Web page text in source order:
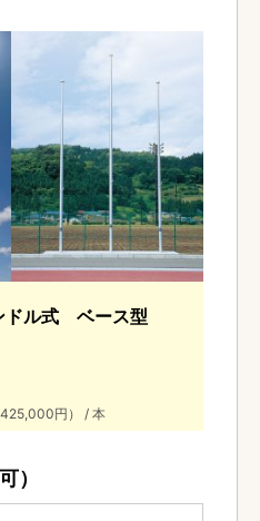
ドル式 ベース型
円） / 本
）